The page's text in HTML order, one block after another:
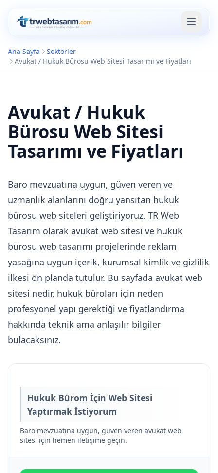
B2B Bayi
Yazılımı
Servis Takip
Yazılımı
Çözümleri
Ana Sayfa
Sektörler
Avukat / Hukuk Bürosu Web Sitesi Tasarımı ve Fiyatları
Avukat / Hukuk
Bürosu Web Sitesi
Tasarımı ve Fiyatları
Baro mevzuatına uygun, güven veren ve
uzmanlık alanlarını doğru yansıtan hukuk
bürosu web siteleri geliştiriyoruz. TR Web
Tasarım olarak avukat web sitesi ve hukuk
bürosu web tasarımı projelerinde reklam
yasağına uygun içerik, kurumsal kimlik ve gizlilik
ilkesi ön planda tutulur. Bu sayfada avukat web
sitesi nedir, hukuk büroları için neden
profesyonel yapı gerektiği ve fiyatlandırma
hakkında teknik ama anlaşılır bilgiler
bulacaksınız.
Hukuk Bürom İçin Web Sitesi
Yaptırmak İstiyorum
Baro mevzuatına uygun, güven veren avukat web
sitesi için hemen iletişime geçin.